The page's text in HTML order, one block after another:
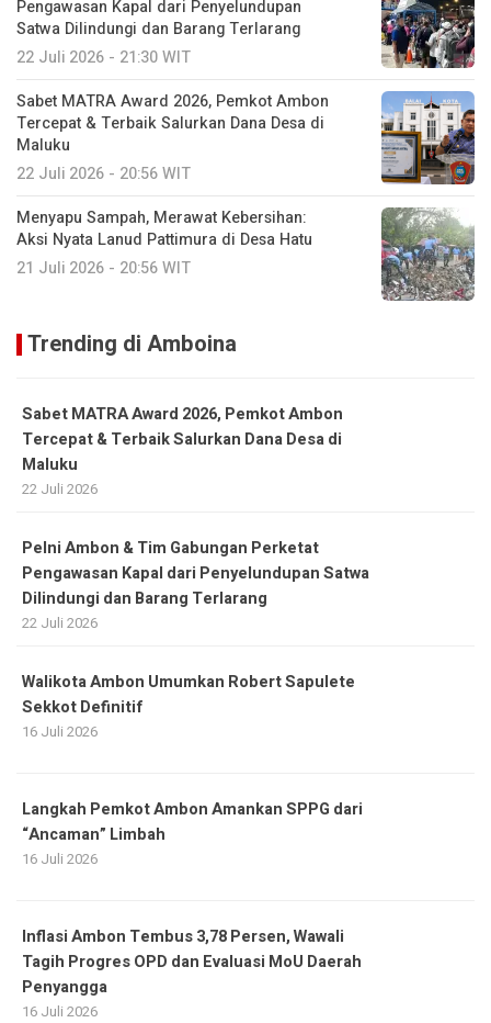
Pengawasan Kapal dari Penyelundupan
Satwa Dilindungi dan Barang Terlarang
22 Juli 2026 - 21:30 WIT
Sabet MATRA Award 2026, Pemkot Ambon
Tercepat & Terbaik Salurkan Dana Desa di
Maluku
22 Juli 2026 - 20:56 WIT
Menyapu Sampah, Merawat Kebersihan:
Aksi Nyata Lanud Pattimura di Desa Hatu
21 Juli 2026 - 20:56 WIT
Trending di Amboina
Sabet MATRA Award 2026, Pemkot Ambon
Tercepat & Terbaik Salurkan Dana Desa di
Maluku
22 Juli 2026
Pelni Ambon & Tim Gabungan Perketat
Pengawasan Kapal dari Penyelundupan Satwa
Dilindungi dan Barang Terlarang
22 Juli 2026
Walikota Ambon Umumkan Robert Sapulete
Sekkot Definitif
16 Juli 2026
Langkah Pemkot Ambon Amankan SPPG dari
“Ancaman” Limbah
16 Juli 2026
Inflasi Ambon Tembus 3,78 Persen, Wawali
Tagih Progres OPD dan Evaluasi MoU Daerah
Penyangga
16 Juli 2026